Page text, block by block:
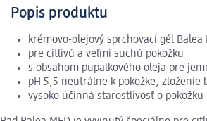
Popis produktu
krémovo-olejový sprchovací gél Balea
pre citlivú a veľmi suchú pokožku
s obsahom pupalkového oleja pre
pH 5,5 neutrálne k pokožke, zloženie
vysoko účinná starostlivosť o pokožku